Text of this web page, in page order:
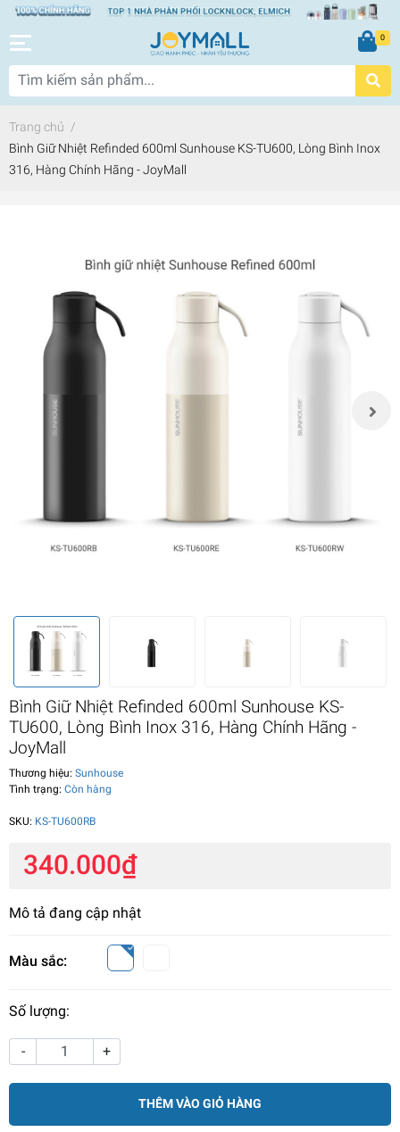
0
Trang chủ /
Bình Giữ Nhiệt Refinded 600ml Sunhouse KS-TU600, Lòng Bình Inox
316, Hàng Chính Hãng - JoyMall
Bình Giữ Nhiệt Refinded 600ml Sunhouse KS-
TU600, Lòng Bình Inox 316, Hàng Chính Hãng -
JoyMall
Thương hiệu: Sunhouse
Tình trạng: Còn hàng
SKU: KS-TU600RB
340.000₫
Mô tả đang cập nhật
Màu sắc:
Số lượng:
- +
THÊM VÀO GIỎ HÀNG